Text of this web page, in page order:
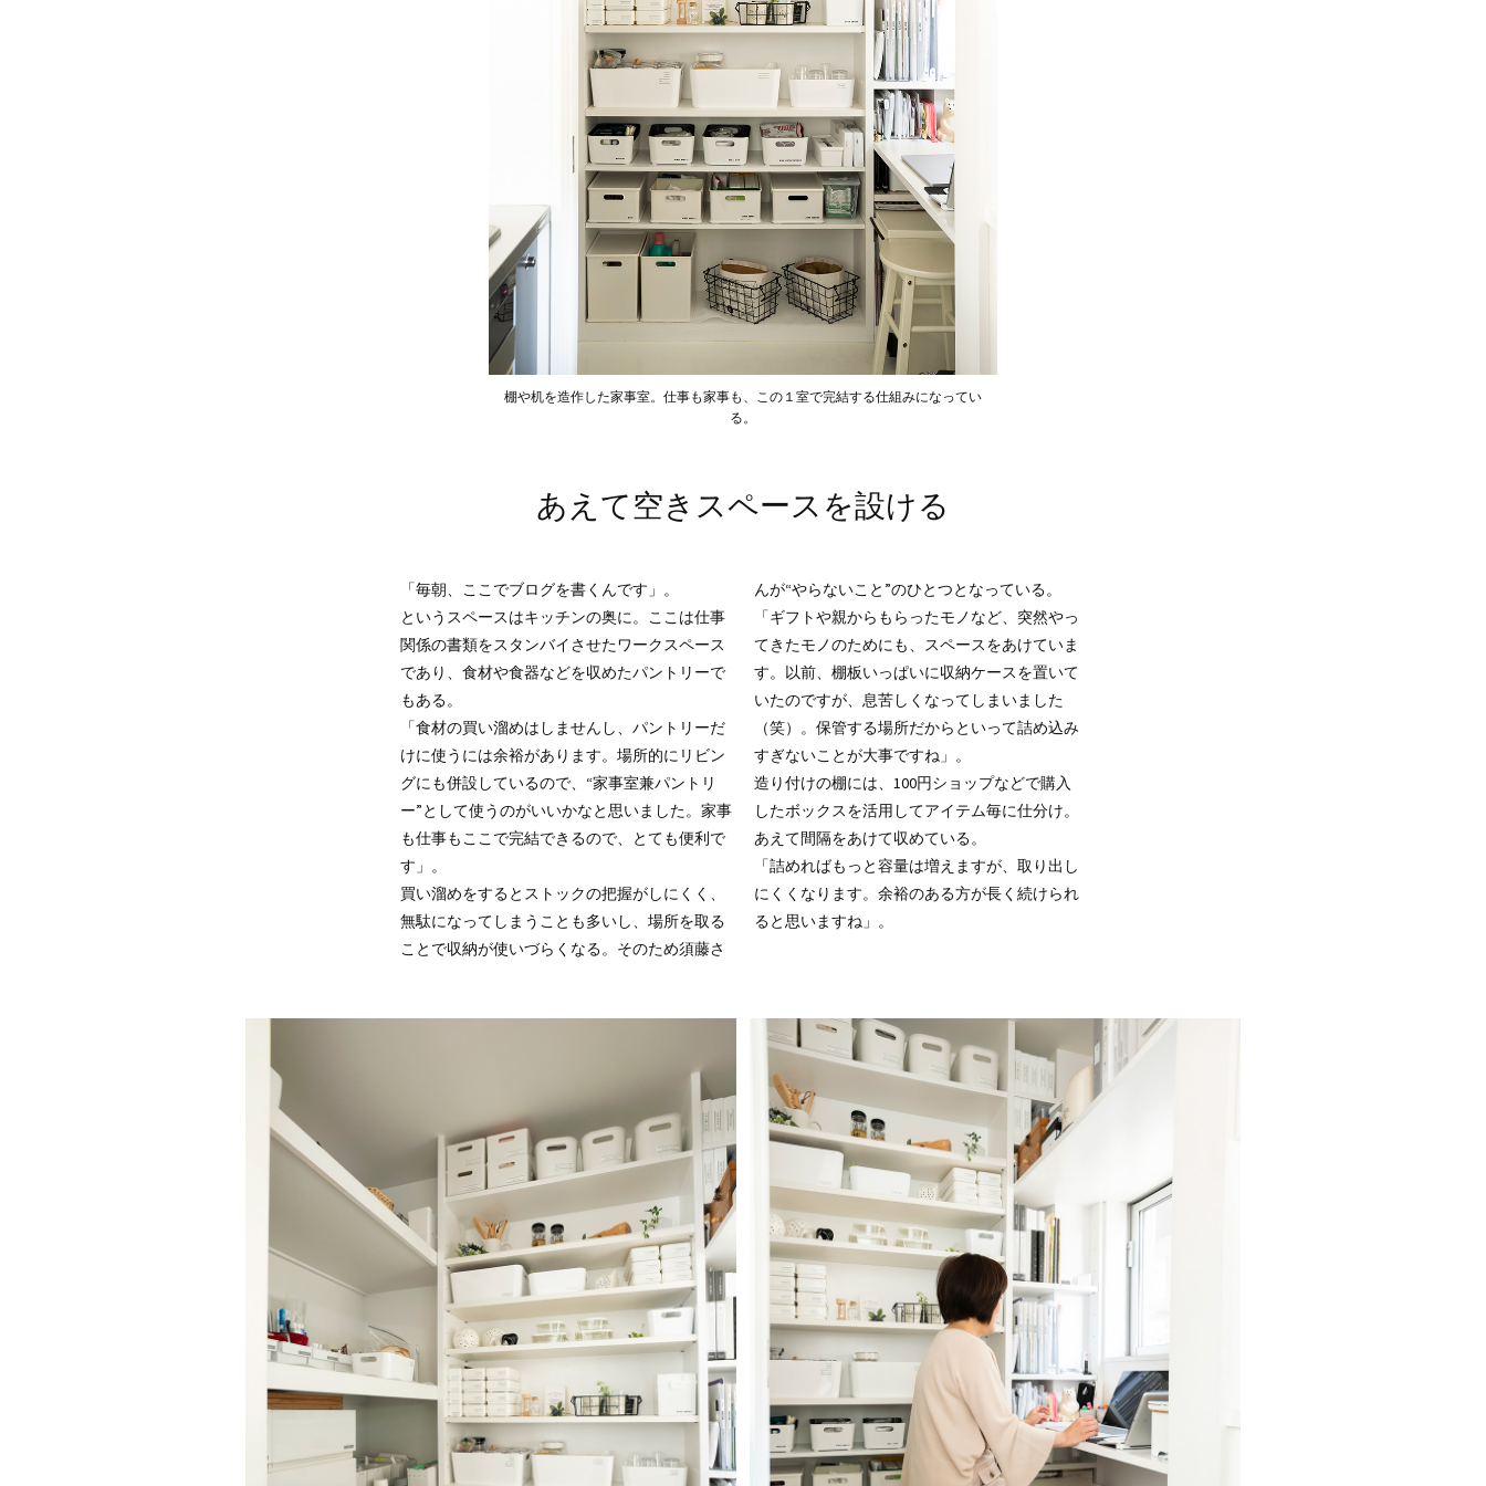
棚や机を造作した家事室。仕事も家事も、この１室で完結する仕組みになってい
る。
あえて空きスペースを設ける
「毎朝、ここでブログを書くんです」。
というスペースはキッチンの奥に。ここは仕事
関係の書類をスタンバイさせたワークスペース
であり、食材や食器などを収めたパントリーで
もある。
「食材の買い溜めはしませんし、パントリーだ
けに使うには余裕があります。場所的にリビン
グにも併設しているので、“家事室兼パントリ
ー”として使うのがいいかなと思いました。家事
も仕事もここで完結できるので、とても便利で
す」。
買い溜めをするとストックの把握がしにくく、
無駄になってしまうことも多いし、場所を取る
ことで収納が使いづらくなる。そのため須藤さ
んが“やらないこと”のひとつとなっている。
「ギフトや親からもらったモノなど、突然やっ
てきたモノのためにも、スペースをあけていま
す。以前、棚板いっぱいに収納ケースを置いて
いたのですが、息苦しくなってしまいました
（笑）。保管する場所だからといって詰め込み
すぎないことが大事ですね」。
造り付けの棚には、100円ショップなどで購入
したボックスを活用してアイテム毎に仕分け。
あえて間隔をあけて収めている。
「詰めればもっと容量は増えますが、取り出し
にくくなります。余裕のある方が長く続けられ
ると思いますね」。